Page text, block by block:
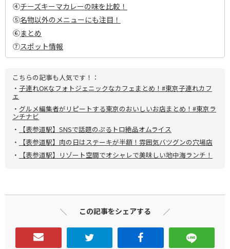
④チーズキーマカレーの味を比較！
⑤名物以外のメニューにも注目！
⑥まとめ
⑦スポット情報
こちらの記事も人気です！：
・ 子連れOKなフォトジェニックなカフェまとめ！#東京子連れカフ
ェ
・ グルメ編集者がリピートする東京のおいしいお店まとめ！#東京ラ
ンチナビ
・
【表参道駅】SNSで話題のぷるトロ絶品オムライス
・
【表参道駅】肉の日はステーキが半額！雰囲気バツグンの穴場店
・
【表参道駅】リゾート空間でオシャレで美味しい地中海ランチ！
この記事をシェアする